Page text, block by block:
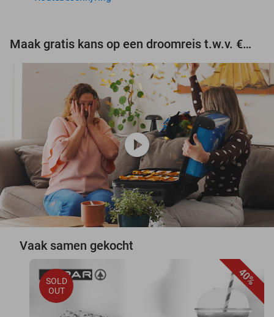
Maak gratis kans op een droomreis t.w.v. €3.000!
play_circle
Vaak samen gekocht
40%
SOLD
OUT